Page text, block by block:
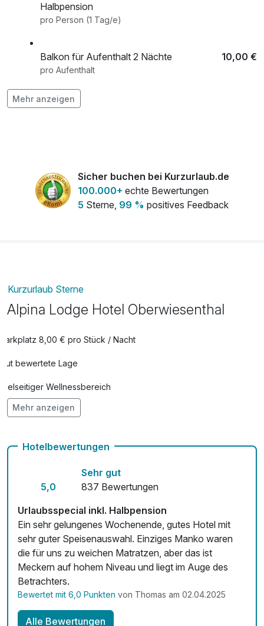
Halbpension
pro Person (1 Tag/e)
Balkon für Aufenthalt 2 Nächte 10,00 €
pro Aufenthalt
Balkon für Aufenthalt 3 Nächte
pro Aufenthalt
Balkon für Aufenthalt 5 Nächte 25,00 €
Balkon für Aufenthalt 7 Nächte 35,00 €
pro Aufenthalt
Bunter Strauß Blumen
pro Stück
Flasche Sekt
Obstkorb 10,00 €
Romantisch dekoriertes Zimmer
Strauß rote Rosen 25,00 €
pro Stück
Mehr anzeigen
Sicher buchen bei Kurzurlaub.de
100.000+ echte Bewertungen
5 Sterne, 99 % positives Feedback
Kurzurlaub Sterne
Alpina Lodge Hotel Oberwiesenthal
Parkplatz 8,00 € pro Stück / Nacht
Gut bewertete Lage
Vielseitiger Wellnessbereich
Hunde im Hotel erlaubt für 15,00 € pro Stück / Tag
Mit Hotelbar
Mehr anzeigen
Hotelbewertungen
5,0
Sehr gut
837 Bewertungen
Urlaubsspecial inkl. Halbpension
Ein sehr gelungenes Wochenende, gutes Hotel mit
sehr guter Speisenauswahl. Einziges Manko waren
die für uns zu weichen Matratzen, aber das ist
Meckern auf hohem Niveau und liegt im Auge des
Betrachters.
Bewertet mit 6,0 Punkten von Thomas am 02.04.2025
Alle Bewertungen